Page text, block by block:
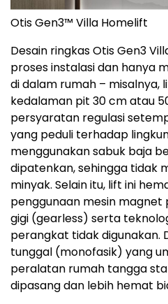
Otis Gen3™ Villa Homelift
Desain ringkas Otis Gen3
proses instalasi dan hanya
di dalam rumah – misalnya,
kedalaman pit 30 cm atau
persyaratan regulasi
yang peduli terhadap
menggunakansabuk baja
dipatenkan, sehingga tidak
minyak. Selain itu, lift ini
penggunaan mesin
gigi (gearless) serta
perangkat tidak digunakan.
tunggal (monofasik) yang
peralatan rumah tangga
dipasang dan lebih hemat